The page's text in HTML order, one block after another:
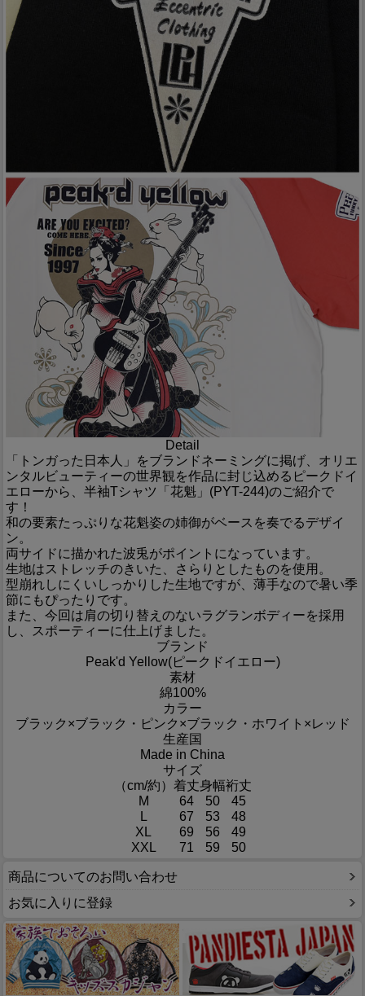
Detail
「トンガった日本人」をブランドネーミングに掲げ、オリエ
ンタルビューティーの世界観を作品に封じ込めるピークドイ
エローから、半袖Tシャツ「花魁」(PYT-244)のご紹介で
す！
和の要素たっぷりな花魁姿の姉御がベースを奏でるデザイ
ン。
両サイドに描かれた波兎がポイントになっています。
生地はストレッチのきいた、さらりとしたものを使用。
型崩れしにくいしっかりした生地ですが、薄手なので暑い季
節にもぴったりです。
また、今回は肩の切り替えのないラグランボディーを採用
し、スポーティーに仕上げました。
ブランド
Peak'd Yellow(ピークドイエロー)
素材
綿100%
カラー
ブラック×ブラック・ピンク×ブラック・ホワイト×レッド
生産国
Made in China
サイズ
（cm/約） 着丈身幅裄丈
M
64 50
45
L
67 53
48
XL
69 56
49
XXL
71 59 50
商品についてのお問い合わせ
お気に入りに登録